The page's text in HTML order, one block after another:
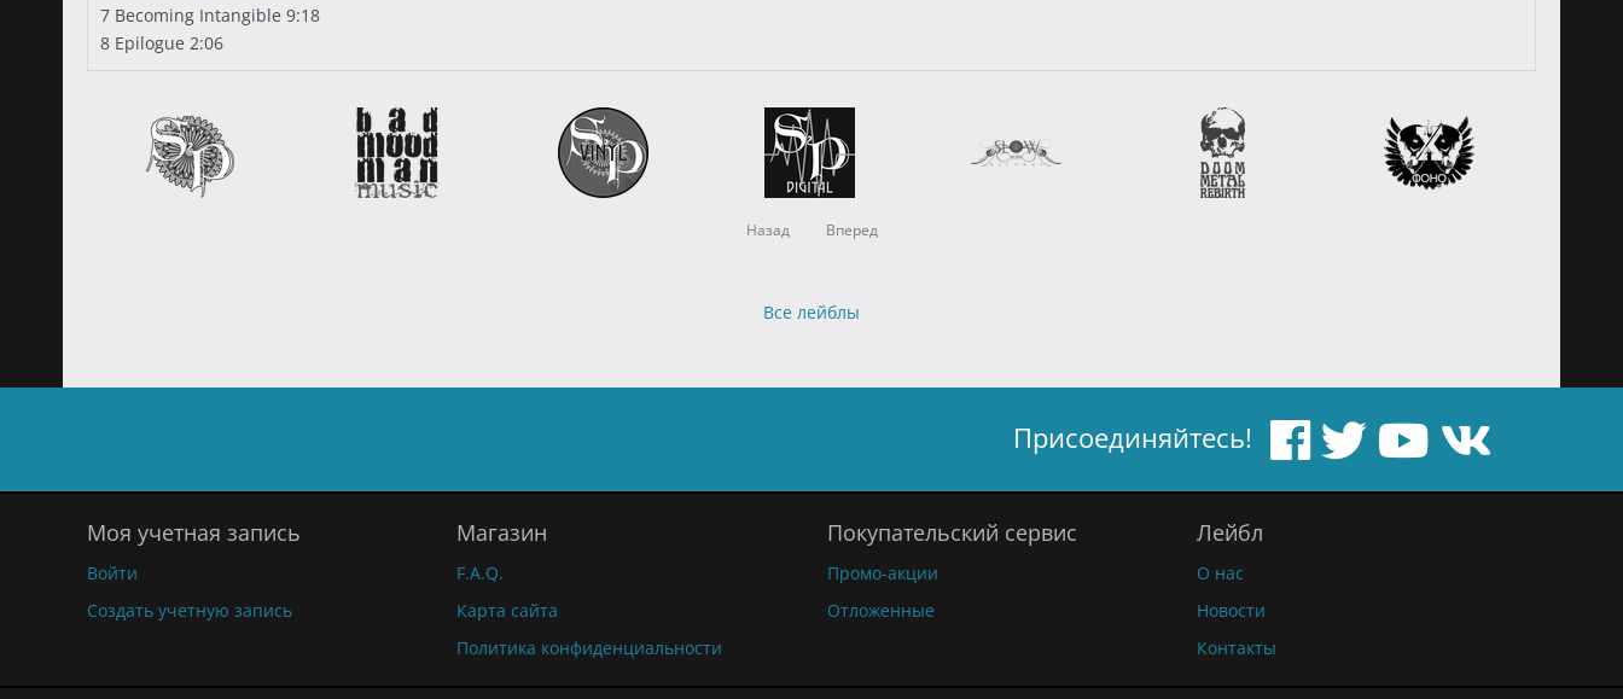
7 Becoming Intangible 9:18
8 Epilogue 2:06
Назад Вперед
Все лейблы
Присоединяйтесь!
Моя учетная запись
Войти
Создать учетную запись
Магазин
F.A.Q.
Карта сайта
Политика конфиденциальности
Покупательский сервис
Промо-акции
Отложенные
Лейбл
О нас
Новости
Контакты